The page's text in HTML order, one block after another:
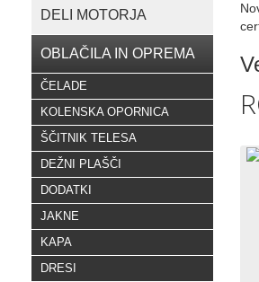
DELI MOTORJA
OBLAČILA IN OPREMA
ČELADE
KOLENSKA OPORNICA
ŠČITNIK TELESA
DEŽNI PLAŠČI
DODATKI
JAKNE
KAPA
DRESI